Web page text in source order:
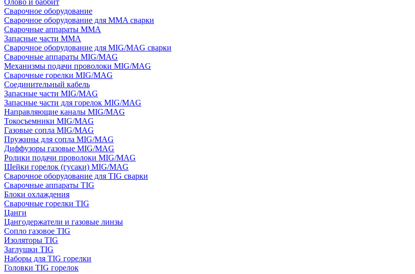
Олово и баббит
Сварочное оборудование
Сварочное оборудование для MMA сварки
Сварочные аппараты MMA
Запасные части MMA
Сварочное оборудование для MIG/MAG сварки
Сварочные аппараты MIG/MAG
Механизмы подачи проволоки MIG/MAG
Сварочные горелки MIG/MAG
Соединительный кабель
Запасные части MIG/MAG
Запасные части для горелок MIG/MAG
Направляющие каналы MIG/MAG
Токосъемники MIG/MAG
Газовые сопла MIG/MAG
Пружины для сопла MIG/MAG
Диффузоры газовые MIG/MAG
Ролики подачи проволоки MIG/MAG
Шейки горелок (гусаки) MIG/MAG
Сварочное оборудование для TIG сварки
Сварочные аппараты TIG
Блоки охлаждения
Сварочные горелки TIG
Цанги
Цангодержатели и газовые линзы
Сопло газовое TIG
Изоляторы TIG
Заглушки TIG
Наборы для TIG горелки
Головки TIG горелок